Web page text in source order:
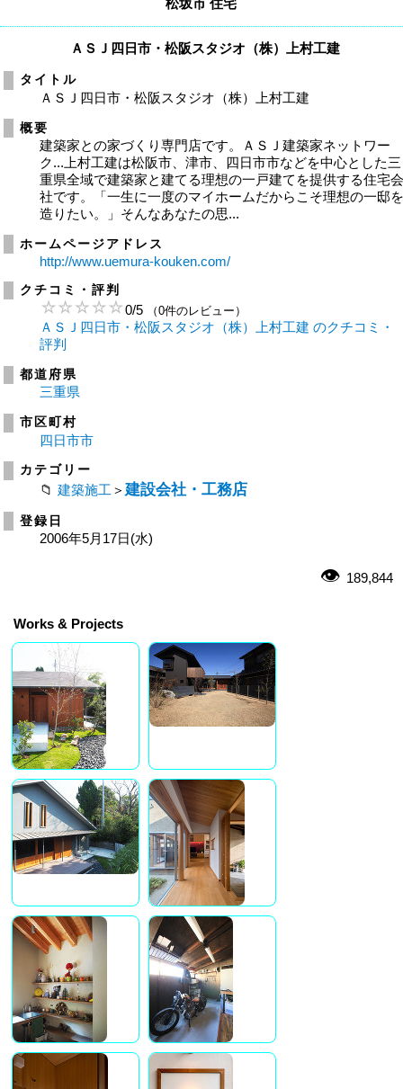
松坂市 住宅
ＡＳＪ四日市・松阪スタジオ（株）上村工建
タイトル
ＡＳＪ四日市・松阪スタジオ（株）上村工建
概要
建築家との家づくり専門店です。ＡＳＪ建築家ネットワー
ク...上村工建は松阪市、津市、四日市市などを中心とした三
重県全域で建築家と建てる理想の一戸建てを提供する住宅
社です。「一生に一度のマイホームだからこそ理想の一邸
造りたい。」そんなあなたの思...
ホームページアドレス
http://www.uemura-kouken.com/
クチコミ・評判
0/5 （0件のレビュー）
ＡＳＪ四日市・松阪スタジオ（株）上村工建 のクチコミ・
評判
都道府県
三重県
市区町村
四日市市
カテゴリー
建築施工 ＞ 建設会社・工務店
登録日
2006年5月17日(水)
189,844
Works & Projects